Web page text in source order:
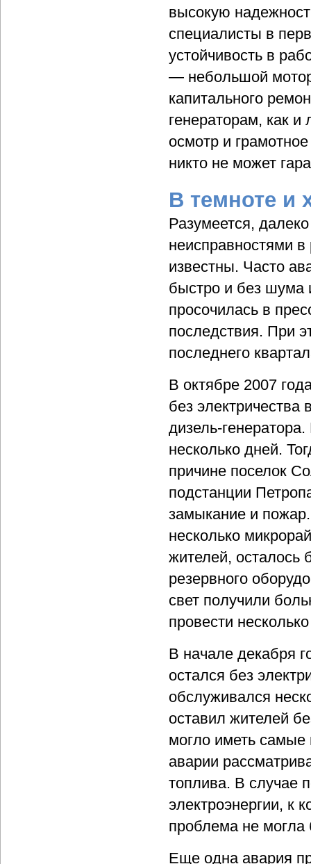
высокую
специалисты в
устойчивость в
— небольшой
капитального
генераторам, как
осмотр и
никто не может
В темноте и
Разумеется,
неисправностями в
известны. Часто
быстро и без шума
просочилась в
последствия. При
последнего
В октябре 2007
без
дизель-
несколько дней.
причине поселок
подстанции
замыкание и
несколько
жителей, осталось
резервного
свет получили
провести
В начале декабря
остался без
обслуживался
оставил жителей
могло иметь самые
аварии
топлива. В случае
электроэнергии, к
проблема не могла
Еще одна авария